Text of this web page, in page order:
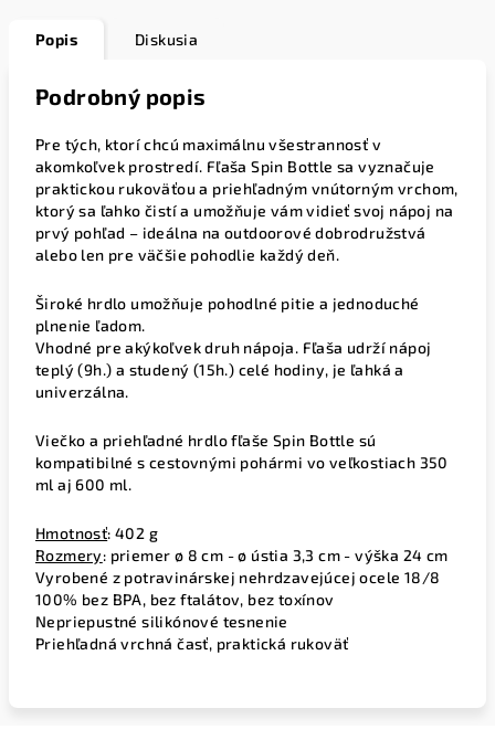
Popis Diskusia
Podrobný popis
Pre tých, ktorí chcú maximálnu všestrannosť v
akomkoľvek prostredí. Fľaša Spin Bottle sa vyznačuje
praktickou rukoväťou a priehľadným vnútorným vrchom,
ktorý sa ľahko čistí a umožňuje vám vidieť svoj nápoj na
prvý pohľad – ideálna na outdoorové dobrodružstvá
alebo len pre väčšie pohodlie každý deň.
Široké hrdlo umožňuje pohodlné pitie a jednoduché
plnenie ľadom.
Vhodné pre akýkoľvek druh nápoja. Fľaša udrží nápoj
teplý (9h.) a studený (15h.) celé hodiny, je ľahká a
univerzálna.
Viečko a priehľadné hrdlo fľaše Spin Bottle sú
kompatibilné s cestovnými pohármi vo veľkostiach 350
ml aj 600 ml.
Hmotnosť: 402 g
Rozmery: priemer ø 8 cm - ø ústia 3,3 cm - výška 24 cm
Vyrobené z potravinárskej nehrdzavejúcej ocele 18/8
100% bez BPA, bez ftalátov, bez toxínov
Nepriepustné silikónové tesnenie
Priehľadná vrchná časť, praktická rukoväť